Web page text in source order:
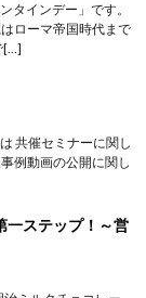
タインデー」です。
ローマ帝国時代まで
[…]
共催セミナーに関し
例動画の公開に関し
一ステップ！～営